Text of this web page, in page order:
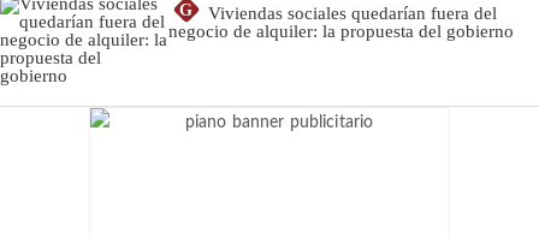
G
Viviendas sociales quedarían fuera del
negocio de alquiler: la propuesta del gobierno